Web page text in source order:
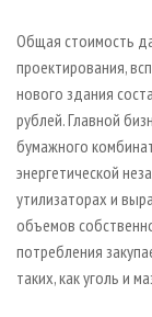
Общая стоимость
проектирования,
нового здания
рублей. Главной
бумажного
энергетической
утилизаторах и
объемов
потребления
таких, как уголь и